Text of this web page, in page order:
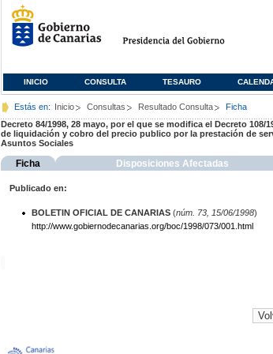
INICIO CONSULTA TESAURO
Estás en: Inicio Consultas Resultado Consulta
Ficha
Decreto 84/1998, 28 mayo, por el que se modifica el Decreto
de liquidación y cobro del precio publico por la prestación de
Asuntos Sociales
Ficha Disposiciones Afectadas
Publicado en:
BOLETIN OFICIAL DE CANARIAS(núm. 73, 15/06/1998)
http://www.gobiernodecanarias.org/boc/1998/073/001.html